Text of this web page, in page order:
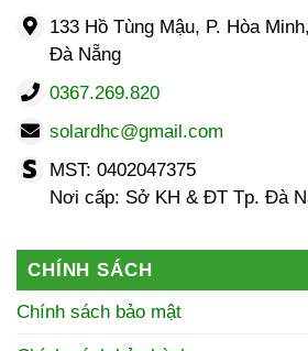
133 Hồ Tùng Mậu, P. Hòa
Đà Nẵng
0367.269.820
solardhc@gmail.com
MST: 0402047375
Nơi cấp: Sở KH & ĐT Tp. Đà
CHÍNH SÁCH
Chính sách bảo mật